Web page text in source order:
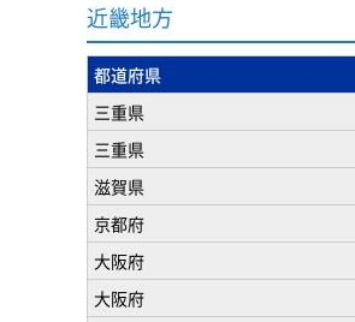
近畿地方
都道府県
三重県
三重県
滋賀県
京都府
大阪府
大阪府